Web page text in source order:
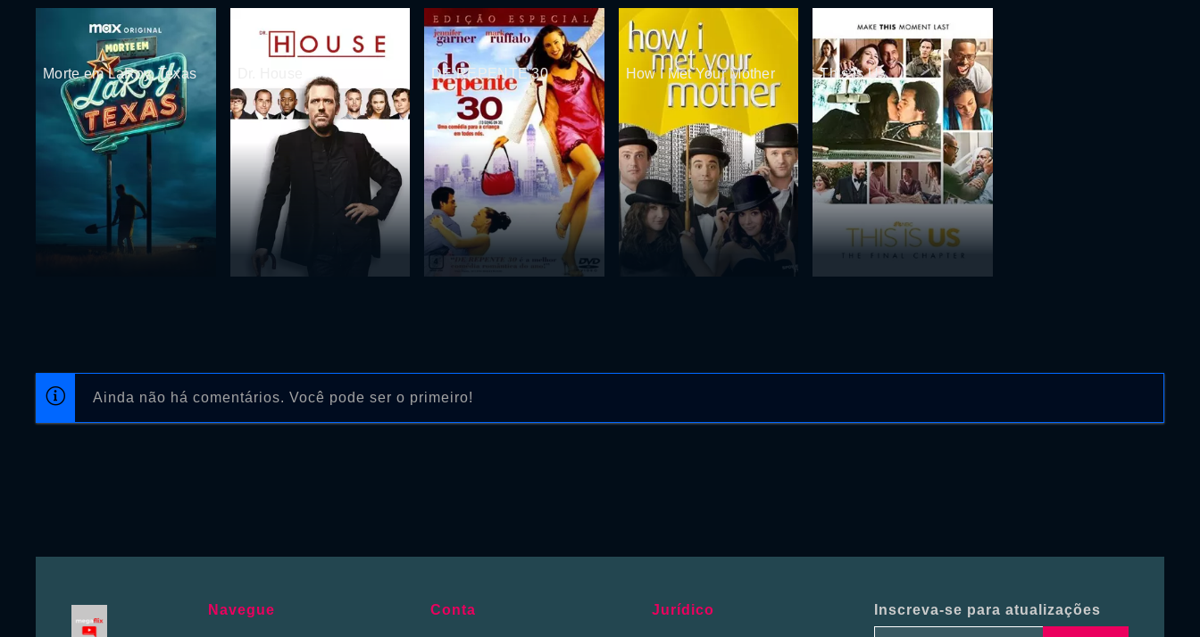
Ainda não há comentários. Você pode ser o primeiro!
Morte em LaRoy, Texas DE REPENTE 30 How I Met Your Mother This Is Us
Navegue Conta Jurídico Inscreva-se para atualizações